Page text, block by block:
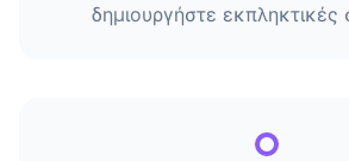
δημιουργήστε εκπληκτικές